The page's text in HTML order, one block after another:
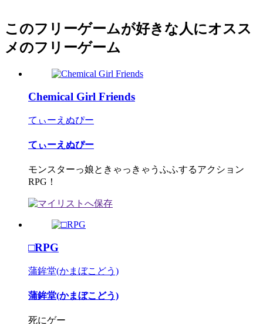
このフリーゲームが好きな人にオスス
メのフリーゲーム
Chemical Girl Friends
てぃーえぬぴー
てぃーえぬぴー
モンスターっ娘ときゃっきゃうふふするアクション
RPG！
□RPG
蒲鉾堂(かまぼこどう)
蒲鉾堂(かまぼこどう)
死にゲー